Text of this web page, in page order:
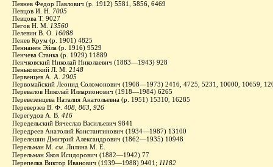
Певнев Федор Павлович (р. 1912) 5581, 5856, 6469
Певцов И. Н. 7005
Певцова Т. 9027
Пегов Н. М. 13560
Пелевин В. О. 16088
Пенев Крум (р. 1901) 4825
Пеннанен Эйла (р. 1916) 9529
Пенчева Станка (р. 1929) 11889
Пенчковский Николай Николаевич (1883—1943) 928
Пеньковский Л. М. 2148
Первенцев А. А. 2905
Первомайский Леонид Соломонович (1908—1973) 2416, 4725, 5231, 10000, 10659,
Перевалов Николай Илларионович (1918—1984) 6265
Перевезенцева Наталия Анатольевна (р. 1951) 15310, 16285
Переверзев В. Ф. 408, 863, 926
Перегудов А. В. 416
Передельский Вячеслав Васильевич 9841
Передреев Анатолий Константинович (1934—1987) 13100
Перелешин Дмитрий Александрович (1862—1935) 10948
Перельман М. см. Лилина М. Е.
Перельман Яков Исидорович (1882—1942) 77
Перепелка Виктор Иванович (1939—1988) 9401; 11182